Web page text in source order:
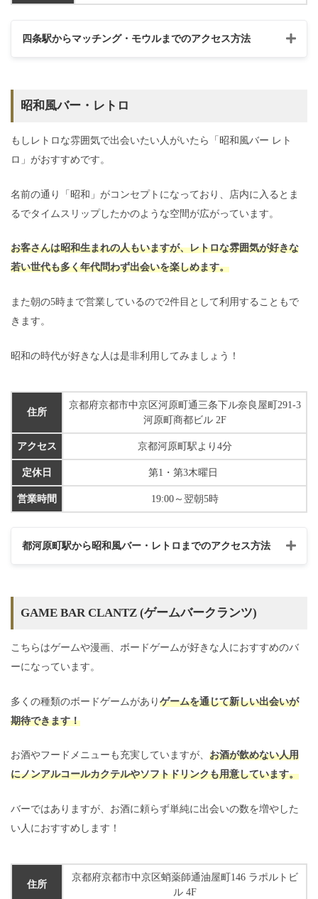
四条駅からマッチング・モウルまでのアクセス方法
昭和風バー・レトロ
もしレトロな雰囲気で出会いたい人がいたら「昭和風バー レト
ロ」がおすすめです。
名前の通り「昭和」がコンセプトになっており、店内に入るとま
るでタイムスリップしたかのような空間が広がっています。
お客さんは昭和生まれの人もいますが、レトロな雰囲気が好きな
若い世代も多く年代問わず出会いを楽しめます。
また朝の5時まで営業しているので2件目として利用することもで
きます。
昭和の時代が好きな人は是非利用してみましょう！
住所
京都府京都市中京区河原町通三条下ル奈良屋町291-3
河原町商都ビル 2F
アクセス 京都河原町駅より4分
定休日 第1・第3木曜日
営業時間 19:00～翌朝5時
都河原町駅から昭和風バー・レトロまでのアクセス方法
GAME BAR CLANTZ (ゲームバークランツ)
こちらはゲームや漫画、ボードゲームが好きな人におすすめのバ
ーになっています。
多くの種類のボードゲームがありゲームを通じて新しい出会いが
期待できます！
お酒やフードメニューも充実していますが、 お酒が飲めない人用
にノンアルコールカクテルやソフトドリンクも用意しています。
バーではありますが、お酒に頼らず単純に出会いの数を増やした
い人におすすめします！
住所
京都府京都市中京区蛸薬師通油屋町146 ラポルトビ
ル 4F